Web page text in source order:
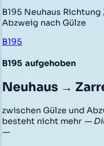
B195 Neuhaus Richtung
Abzweig nach Gülze
B195
B195 aufgehoben
Neuhaus →
zwischen Gülze und
besteht nicht mehr —
—